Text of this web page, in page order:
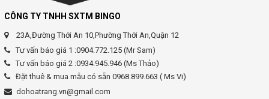
CÔNG TY TNHH SXTM BINGO
23A,Đường Thới An 10,Phường Thới An,Quận 12
Tư vấn báo giá 1 :0904.772.125 (Mr Sam)
Tư vấn báo giá 2 :0934.945.946 (Ms Thảo)
Đặt thuê & mua mẫu có sẵn 0968.899.663 ( Ms Vi)
dohoatrang.vn@gmail.com